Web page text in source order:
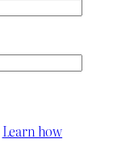
Learn how